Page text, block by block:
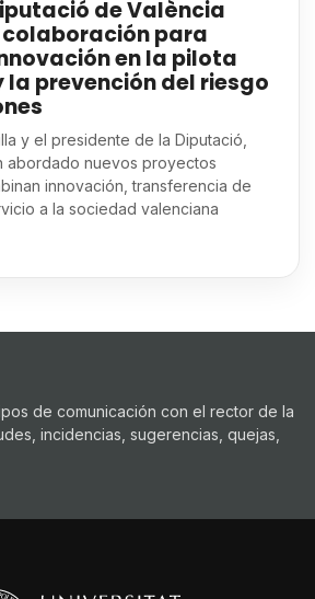
de València
colaboración para
en la pilota
prevención del riesgo
y el presidente de la Diputació,
abordado nuevos proyectos
innovación, transferencia de
a la sociedad valenciana
de comunicación con el rector de la
incidencias, sugerencias, quejas,